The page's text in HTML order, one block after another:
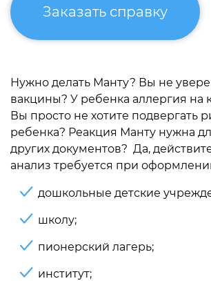
Заказать справку
Нужно делать Манту? Вы не
вакцины? У ребенка аллергия на
Вы просто не хотите подвергать
ребенка? Реакция Манту нужна
других документов? Да,
анализ требуется при
дошкольные детские
школу;
пионерский лагерь;
институт;